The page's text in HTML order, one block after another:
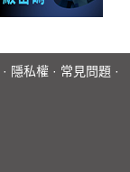
· 隱私權 · 常見問題 ·